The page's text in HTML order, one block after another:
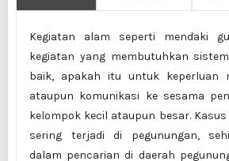
Kegiatan alam seperti mendaki
kegiatan yang membutuhkan
baik, apakah itu untuk keperluan
ataupun komunikasi ke sesama
kelompok kecil ataupun besar.
sering terjadi di pegunungan,
dalam pencarian di daerah